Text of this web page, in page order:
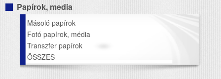
Papírok, media
Másoló papírok
Fotó papírok, média
Transzfer papírok
ÖSSZES